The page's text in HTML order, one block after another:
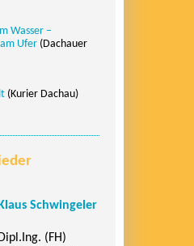
Wasser –
Ufer (Dachauer
(Kurier Dachau)
Klaus Schwingeler
Dipl.Ing. (FH)